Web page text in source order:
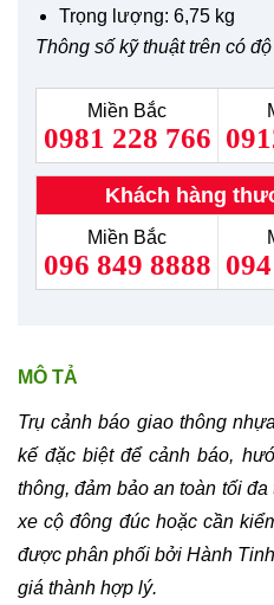
Trọng lượng: 6,75 kg
Thông số kỹ thuật trên có
Miền Bắc
0981 228 766
Khách hàng
Miền Bắc
096 849 8888
MÔ TẢ
Trụ cảnh báo giao thông
kế đặc biệt để cảnh báo,
thông, đảm bảo an toàn tối
xe cộ đông đúc hoặc cần
được phân phối bởi Hành
giá thành hợp lý.